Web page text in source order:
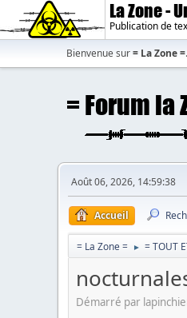
La Zone -
Publication de
Bienvenue sur= La Zone =.
Août 06, 2026, 14:59:38
Accueil
= La Zone = ► = TOUT
Démarré par